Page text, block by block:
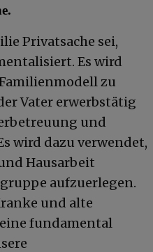
Privatsache sei,
Es wird
zu
Vater erwerbstätig
und
wird dazu verwendet,
Hausarbeit
aufzuerlegen.
und alte
fundamental